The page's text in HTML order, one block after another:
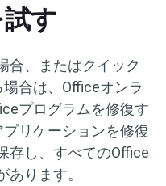
す
合、またはクイック
合は、Officeオンラ
プログラムを修復す
リケーションを修復
存し、すべてのOffice
ります。